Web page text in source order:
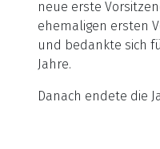
neue erste
ehemaligen ersten
und bedankte sich
Jahre.
Danach endete die